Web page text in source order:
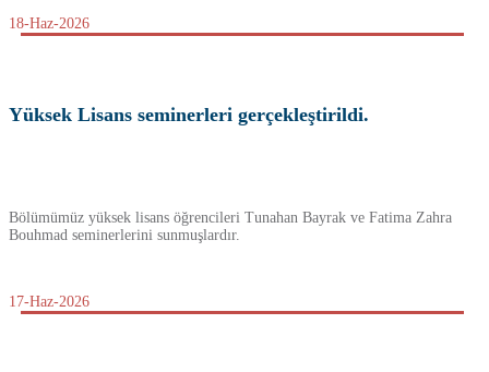
18-Haz-2026
Yüksek Lisans seminerleri gerçekleştirildi.
Bölümümüz yüksek lisans öğrencileri Tunahan Bayrak ve Fatima Zahra
Bouhmad seminerlerini sunmuşlardır.
17-Haz-2026